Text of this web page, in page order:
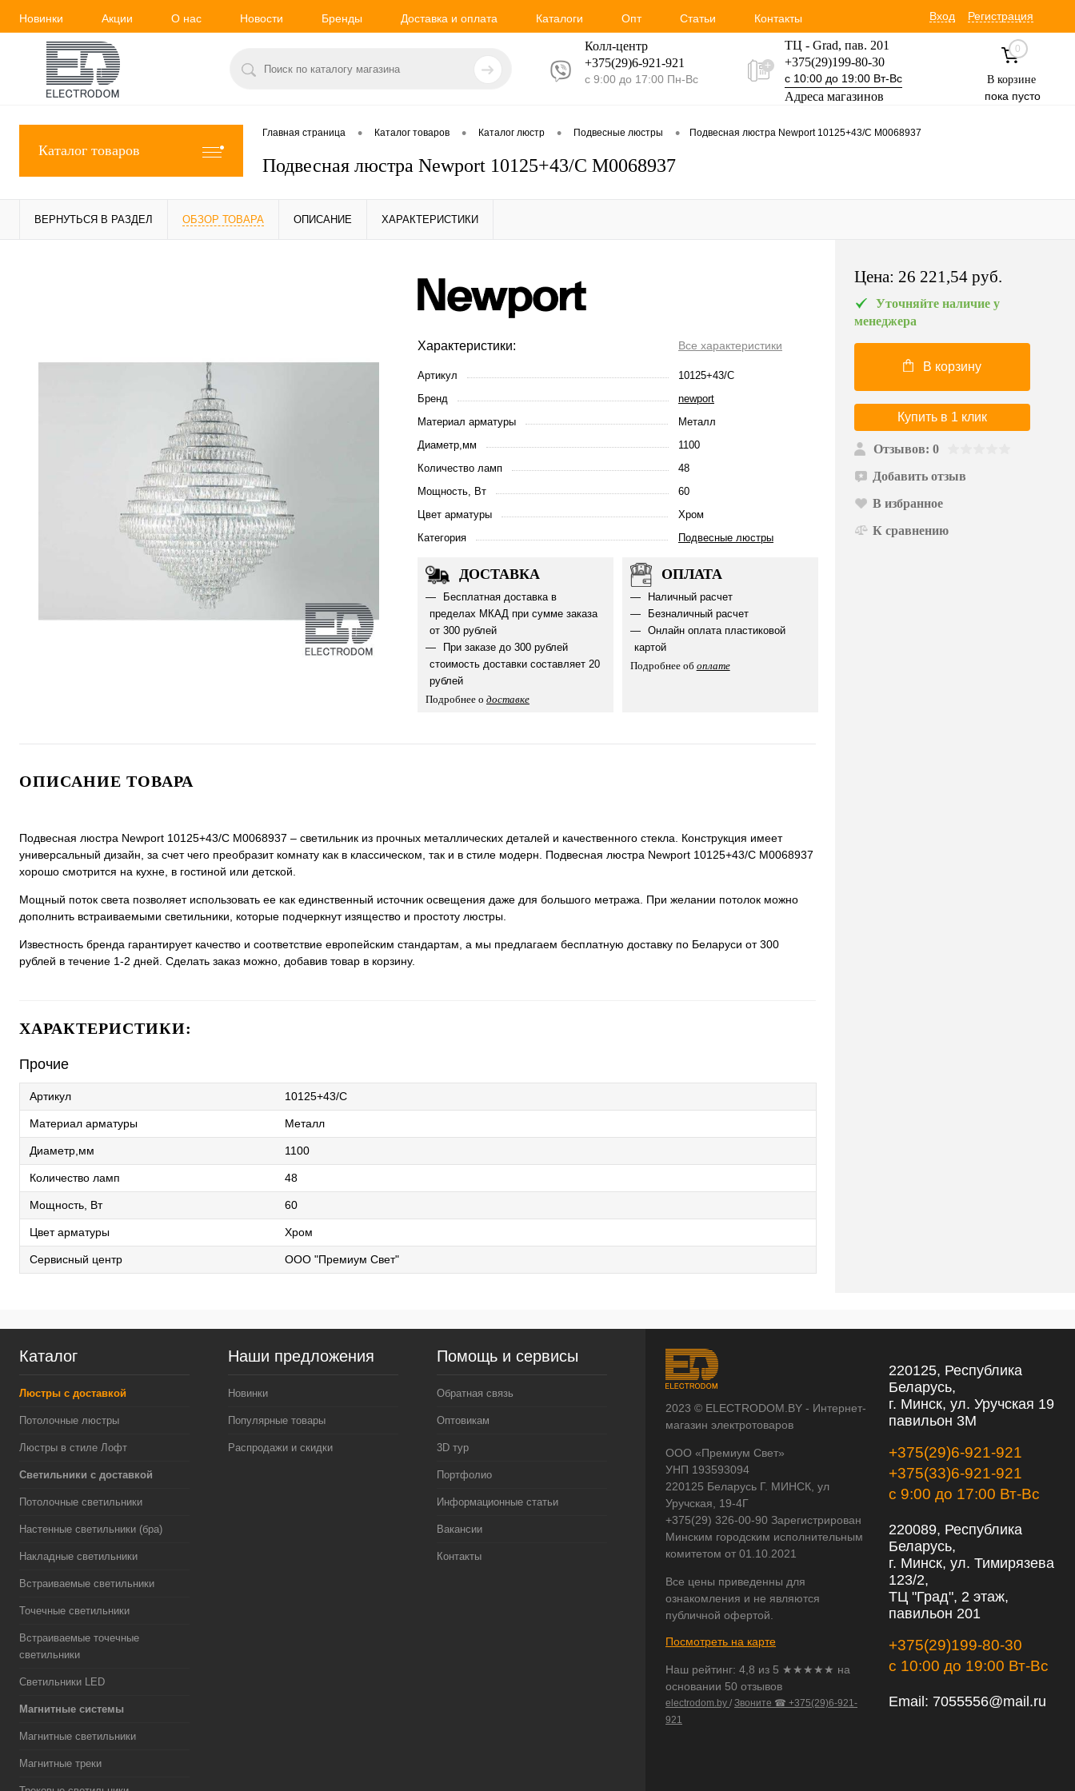
Новинки Акции О нас Новости Бренды Доставка и оплата Каталоги Опт Статьи Контакты Вход Регистрация
Колл-центр
+375(29)6-921-921
с 9:00 до 17:00 Пн-Вс
ТЦ - Grad, пав. 201
+375(29)199-80-30
с 10:00 до 19:00 Вт-Вс
Адреса магазинов
+375(29)354-30-60
0
В корзине
пока пусто
Каталог товаров
Главная страница • Каталог товаров • Каталог люстр • Подвесные люстры • Подвесная люстра Newport 10125+43/C М0068937
Подвесная люстра Newport 10125+43/C М0068937
ВЕРНУТЬСЯ В РАЗДЕЛ ОБЗОР ТОВАРА ОПИСАНИЕ ХАРАКТЕРИСТИКИ
Характеристики: Все характеристики
Артикул
10125+43/C
Бренд
newport
Материал арматуры
Металл
Диаметр,мм
1100
Количество ламп
48
Мощность, Вт
60
Цвет арматуры
Хром
Категория
Подвесные люстры
ДОСТАВКА
Бесплатная доставка в
пределах МКАД при сумме заказа
от 300 рублей
При заказе до 300 рублей
стоимость доставки составляет 20
рублей
Подробнее о доставке
ОПЛАТА
Наличный расчет
Безналичный расчет
Онлайн оплата пластиковой
картой
Подробнее об оплате
ОПИСАНИЕ ТОВАРА
Подвесная люстра Newport 10125+43/C М0068937 – светильник из прочных металлических деталей и качественного стекла. Конструкция имеет
универсальный дизайн, за счет чего преобразит комнату как в классическом, так и в стиле модерн. Подвесная люстра Newport 10125+43/C М0068937
хорошо смотрится на кухне, в гостиной или детской.
Мощный поток света позволяет использовать ее как единственный источник освещения даже для большого метража. При желании потолок можно
дополнить встраиваемыми светильники, которые подчеркнут изящество и простоту люстры.
Известность бренда гарантирует качество и соответствие европейским стандартам, а мы предлагаем бесплатную доставку по Беларуси от 300
рублей в течение 1-2 дней. Сделать заказ можно, добавив товар в корзину.
ХАРАКТЕРИСТИКИ:
Прочие
Артикул 10125+43/C
Материал арматуры Металл
Диаметр,мм 1100
Количество ламп 48
Мощность, Вт 60
Цвет арматуры Хром
Сервисный центр ООО "Премиум Свет"
Цена: 26 221,54 pуб.
Уточняйте наличие у
менеджера
В корзину
Купить в 1 клик
Отзывов: 0
Добавить отзыв
В избранное
К сравнению
Каталог
Люстры с доставкой
Потолочные люстры
Люстры в стиле Лофт
Светильники с доставкой
Потолочные светильники
Настенные светильники (бра)
Накладные светильники
Встраиваемые светильники
Точечные светильники
Встраиваемые точечные
светильники
Светильники LED
Магнитные системы
Магнитные светильники
Магнитные треки
Наши предложения
Новинки
Популярные товары
Распродажи и скидки
Помощь и сервисы
Обратная связь
Оптовикам
3D тур
Портфолио
Информационные статьи
Вакансии
Контакты
2023 © ELECTRODOM.BY - Интернет-
магазин электротоваров
ООО «Премиум Свет»
УНП 193593094
220125 Беларусь Г. МИНСК, ул
Уручская, 19-4Г
+375(29) 326-00-90 Зарегистрирован
Минским городским исполнительным
комитетом от 01.10.2021
Все цены приведенны для
ознакомления и не являются
публичной офертой.
Посмотреть на карте
Наш рейтинг: 4,8 из 5 ★★★★★ на
основании 50 отзывов
electrodom.by / Звоните ☎ +375(29)6-921-
921
220125, Республика
Беларусь,
г. Минск, ул. Уручская 19
павильон 3М
+375(29)6-921-921
+375(33)6-921-921
с 9:00 до 17:00 Вт-Вс
220089, Республика
Беларусь,
г. Минск, ул. Тимирязева
123/2,
ТЦ "Град", 2 этаж,
павильон 201
+375(29)199-80-30
с 10:00 до 19:00 Вт-Вс
Email: 7055556@mail.ru